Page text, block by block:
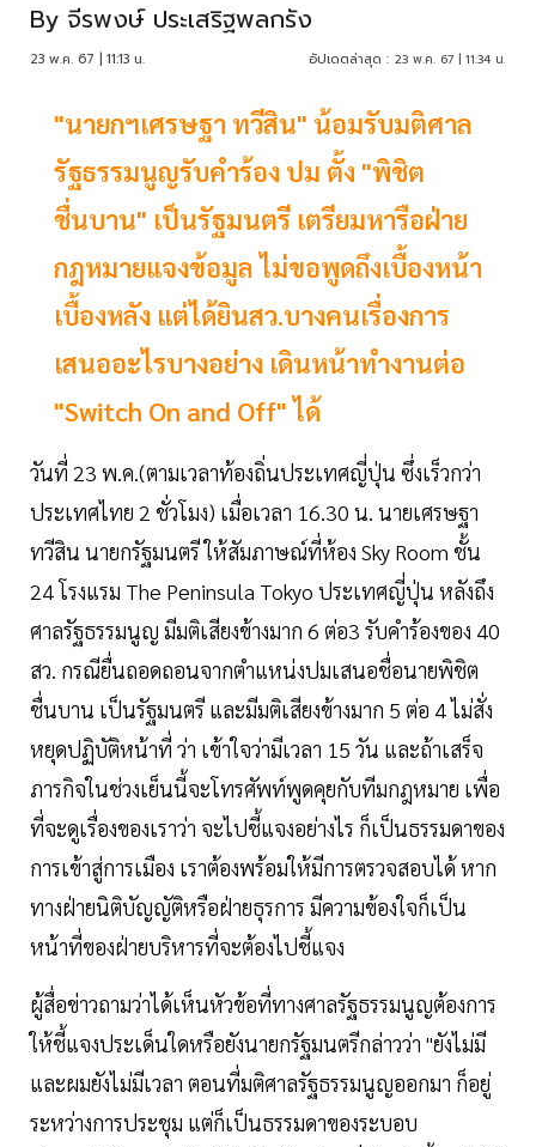
By จีรพงษ์ ประเสริฐพลกรัง
23 พ.ค. 67 | 11:13 น. อัปเดตล่าสุด : 23 พ.ค. 67 | 11:34 น.
"นายกฯเศรษฐา ทวีสิน" น้อมรับมติศาล
รัฐธรรมนูญรับคำร้อง ปม ตั้ง "พิชิต
ชื่นบาน" เป็นรัฐมนตรี เตรียมหารือฝ่าย
กฎหมายแจงข้อมูล ไม่ขอพูดถึงเบื้องหน้า
เบื้องหลัง แต่ได้ยินสว.บางคนเรื่องการ
เสนออะไรบางอย่าง เดินหน้าทำงานต่อ
"Switch On and Off" ได้
วันที่ 23 พ.ค.(ตามเวลาท้องถิ่นประเทศญี่ปุ่น ซึ่งเร็วกว่า
ประเทศไทย 2 ชั่วโมง) เมื่อเวลา 16.30 น. นายเศรษฐา
ทวีสิน นายกรัฐมนตรี ให้สัมภาษณ์ที่ห้อง Sky Room ชั้น
24 โรงแรม The Peninsula Tokyo ประเทศญี่ปุ่น หลังถึง
ศาลรัฐธรรมนูญ มีมติเสียงข้างมาก 6 ต่อ3 รับคำร้องของ 40
สว. กรณียื่นถอดถอนจากตำแหน่งปมเสนอชื่อนายพิชิต
ชื่นบาน เป็นรัฐมนตรี และมีมติเสียงข้างมาก 5 ต่อ 4 ไม่สั่ง
หยุดปฏิบัติหน้าที่ ว่า เข้าใจว่ามีเวลา 15 วัน และถ้าเสร็จ
ภารกิจในช่วงเย็นนี้จะโทรศัพท์พูดคุยกับทีมกฎหมาย เพื่อ
ที่จะดูเรื่องของเราว่า จะไปชี้แจงอย่างไร ก็เป็นธรรมดาของ
การเข้าสู่การเมือง เราต้องพร้อมให้มีการตรวจสอบได้ หาก
ทางฝ่ายนิติบัญญัติหรือฝ่ายธุรการ มีความข้องใจก็เป็น
หน้าที่ของฝ่ายบริหารที่จะต้องไปชี้แจง
ผู้สื่อข่าวถามว่าได้เห็นหัวข้อที่ทางศาลรัฐธรรมนูญต้องการ
ให้ชี้แจงประเด็นใดหรือยังนายกรัฐมนตรีกล่าวว่า "ยังไม่มี
และผมยังไม่มีเวลา ตอนที่มติศาลรัฐธรรมนูญออกมา ก็อยู่
ระหว่างการประชุม แต่ก็เป็นธรรมดาของระบอบ